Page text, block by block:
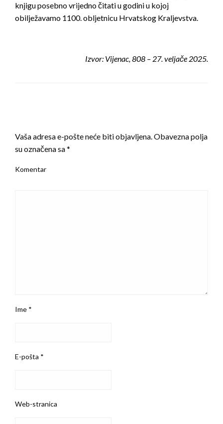
knjigu posebno vrijedno čitati u godini u kojoj
obilježavamo 1100. obljetnicu Hrvatskog Kraljevstva.
Izvor: Vijenac, 808 – 27. veljače 2025.
Vaša adresa e-pošte neće biti objavljena.Obavezna polja
su označena sa*
Komentar
Ime *
E-pošta *
Web-stranica